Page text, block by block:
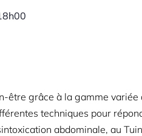
être grâce à la gamme
techniques pour
abdominale, au